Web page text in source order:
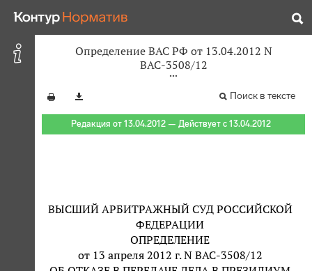
Определение ВАС РФ от 13.04.2012 N
ВАС-3508/12
Поиск в тексте
Редакция от 13.04.2012 — Действует с 13.04.2012
ВЫСШИЙ АРБИТРАЖНЫЙ СУД РОССИЙСКОЙ
ФЕДЕРАЦИИ
ОПРЕДЕЛЕНИЕ
от 13 апреля 2012 г. N ВАС-3508/12